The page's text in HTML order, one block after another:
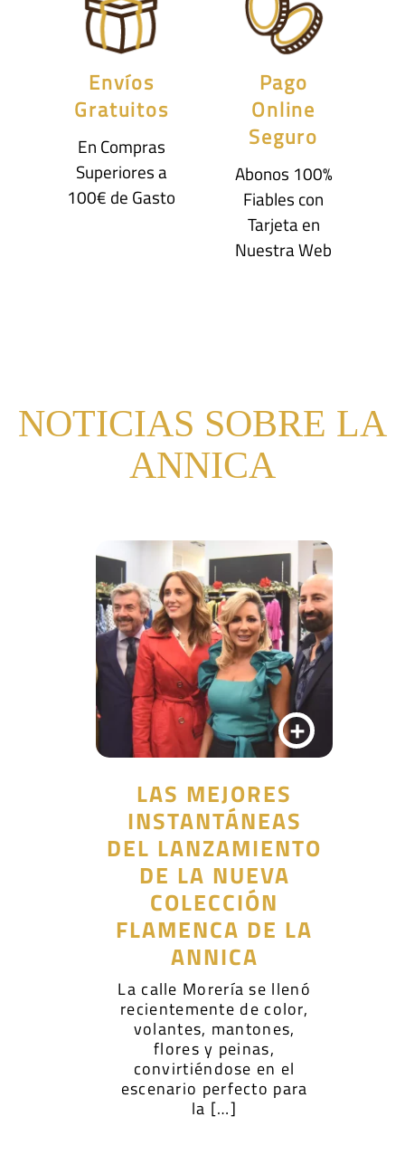
Envíos
Gratuitos
En Compras
Superiores a
100€ de Gasto
Pago
Online
Seguro
Abonos 100%
Fiables con
Tarjeta en
Nuestra Web
NOTICIAS SOBRE LA
ANNICA
+
LAS MEJORES
INSTANTÁNEAS
DEL LANZAMIENTO
DE LA NUEVA
COLECCIÓN
FLAMENCA DE LA
ANNICA
La calle Morería se llenó
recientemente de color,
volantes, mantones,
flores y peinas,
convirtiéndose en el
escenario perfecto para
la […]